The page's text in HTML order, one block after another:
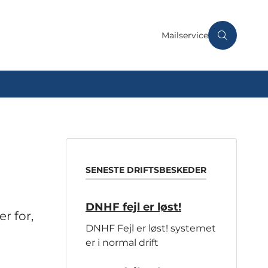
Mailservice
for,
SENESTE DRIFTSBESKEDER
DNHF fejl er løst!
DNHF Fejl er løst! systemet
er i normal drift